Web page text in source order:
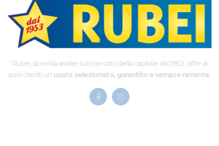
Rubei, azienda leader sul mercato della capitale dal 1953, offre ai
suoi clienti un usato selezionato, garantito e sempre recente.